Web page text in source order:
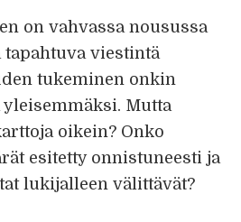
on vahvassa nousussa
viestintä
tukeminen onkin
Mutta
oikein? Onko
esitetty onnistuneesti ja
lukijalleen välittävät?